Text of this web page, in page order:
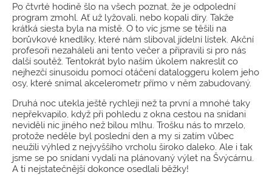
Po čtvrté hodině šlo na všech poznat, že je odpolední
program zmohl. Ať už lyžovali, nebo kopali díry. Takže
krátká siesta byla na místě. O to víc jsme se těšili na
borůvkové knedlíky, které nám sliboval jídelní lístek. Akční
profesoři nezaháleli ani tento večer a připravili si pro nás
další soutěž. Tentokrát bylo naším úkolem nakreslit co
nejhezčí sinusoidu pomocí otáčení dataloggeru kolem jeho
osy, které snímal akcelerometr přímo v něm zabudovaný.
Druhá noc utekla ještě rychleji než ta první a mnohé taky
nepřekvapilo, když při pohledu z okna cestou na snídani
neviděli nic jiného než bílou mlhu. Trošku nás to mrzelo,
protože neděle byl poslední den a my si zatím vůbec
neužili výhled z nejvyššího vrcholu široko daleko. Ale i tak
jsme se po snídani vydali na plánovaný výlet na Švýcárnu.
A ti nejstatečnější dokonce osedlali běžky!